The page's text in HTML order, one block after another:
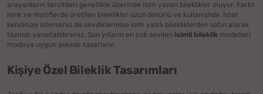
arayanların tercihleri genellikle üzerinde isim yazan bileklikler oluyor. Farklı
renk ve motiflerde üretilen bileklikler uzun ömürlü ve kullanışlıdır. İster
kendinize isterseniz de sevdiklerinize isim yazılı bilekliklerden satın alarak
tazınızı yansıtabilirsiniz. Son yılların en çok sevilen isimli bileklik modelleri
modaya uygun şekilde tasarlanır.
Kişiye Özel Bileklik Tasarımları